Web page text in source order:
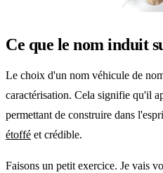
Ce que le nom induit
Le choix d'un nom véhicule de
caractérisation. Cela signifie qu'il
permettant de construire dans
étoffé et crédible.
Faisons un petit exercice. Je vais